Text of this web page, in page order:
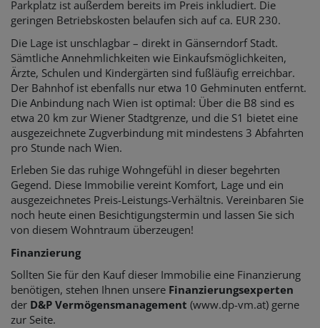
Parkplatz ist außerdem bereits im Preis inkludiert. Die
geringen Betriebskosten belaufen sich auf ca. EUR 230.
Die Lage ist unschlagbar – direkt in Gänserndorf Stadt.
Sämtliche Annehmlichkeiten wie Einkaufsmöglichkeiten,
Ärzte, Schulen und Kindergärten sind fußläufig erreichbar.
Der Bahnhof ist ebenfalls nur etwa 10 Gehminuten entfernt.
Die Anbindung nach Wien ist optimal: Über die B8 sind es
etwa 20 km zur Wiener Stadtgrenze, und die S1 bietet eine
ausgezeichnete Zugverbindung mit mindestens 3 Abfahrten
pro Stunde nach Wien.
Erleben Sie das ruhige Wohngefühl in dieser begehrten
Gegend. Diese Immobilie vereint Komfort, Lage und ein
ausgezeichnetes Preis-Leistungs-Verhältnis. Vereinbaren Sie
noch heute einen Besichtigungstermin und lassen Sie sich
von diesem Wohntraum überzeugen!
Finanzierung
Sollten Sie für den Kauf dieser Immobilie eine Finanzierung
benötigen, stehen Ihnen unsere Finanzierungsexperten
der D&P Vermögensmanagement (www.dp-vm.at) gerne
zur Seite.